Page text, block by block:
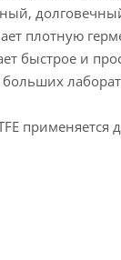
плотную
быстрое и